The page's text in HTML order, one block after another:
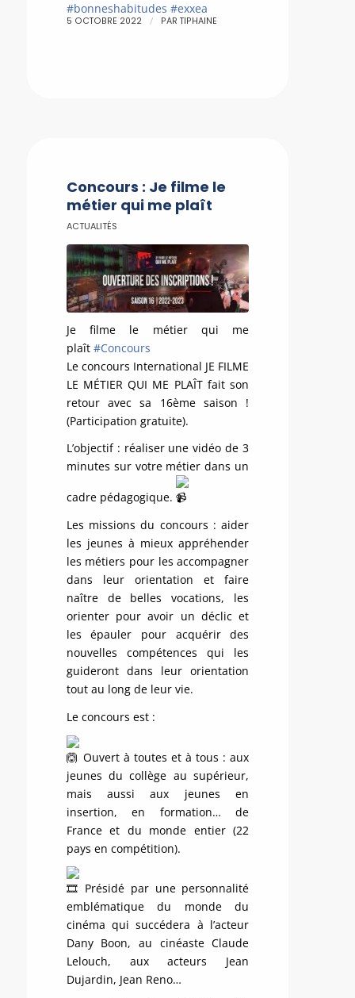
#bonneshabitudes #exxea
5 OCTOBRE 2022 / PAR TIPHAINE
Concours : Je filme le
métier qui me plaît
ACTUALITÉS
Je filme le métier qui me
plaît #Concours
Le concours International JE FILME
LE MÉTIER QUI ME PLAÎT fait son
retour avec sa 16ème saison !
(Participation gratuite).
L’objectif : réaliser une vidéo de 3
minutes sur votre métier dans un
cadre pédagogique.
Les missions du concours : aider
les jeunes à mieux appréhender
les métiers pour les accompagner
dans leur orientation et faire
naître de belles vocations, les
orienter pour avoir un déclic et
les épauler pour acquérir des
nouvelles compétences qui les
guideront dans leur orientation
tout au long de leur vie.
Le concours est :
Ouvert à toutes et à tous : aux
jeunes du collège au supérieur,
mais aussi aux jeunes en
insertion, en formation… de
France et du monde entier (22
pays en compétition).
Présidé par une personnalité
emblématique du monde du
cinéma qui succédera à l’acteur
Dany Boon, au cinéaste Claude
Lelouch, aux acteurs Jean
Dujardin, Jean Reno…